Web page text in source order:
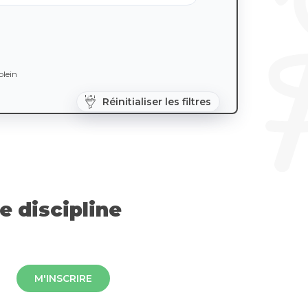
Réinitialiser les filtres
discipline
M'INSCRIRE